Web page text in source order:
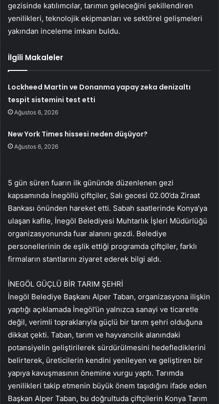
gezisinde katılımcılar, tarımın geleceğini şekillendiren
yenilikleri, teknolojik ekipmanları ve sektörel gelişmeleri
yakından inceleme imkanı buldu.
İlgili Makaleler
Lockheed Martin ve Donanma yapay zeka denizaltı
tespit sistemini test etti
Ağustos 6, 2026
New York Times hissesi neden düşüyor?
Ağustos 6, 2026
5 gün süren fuarın ilk gününde düzenlenen gezi
kapsamında İnegöllü çiftçiler, Salı gecesi 02.00’da Ziraat
Bankası önünden hareket etti. Sabah saatlerinde Konya’ya
ulaşan kafile, İnegöl Belediyesi Muhtarlık İşleri Müdürlüğü
organizasyonunda fuar alanını gezdi. Belediye
personellerinin de eşlik ettiği programda çiftçiler, farklı
firmaların stantlarını ziyaret ederek bilgi aldı.
İNEGÖL GÜÇLÜ BİR TARIM ŞEHRİ
İnegöl Belediye Başkanı Alper Taban, organizasyona ilişkin
yaptığı açıklamada İnegöl’ün yalnızca sanayi ve ticaretle
değil, verimli topraklarıyla güçlü bir tarım şehri olduğuna
dikkat çekti. Taban, tarım ve hayvancılık alanındaki
potansiyelin geliştirilerek sürdürülmesini hedeflediklerini
belirterek, üreticilerin kendini yenileyen ve geliştiren bir
yapıya kavuşmasının önemine vurgu yaptı. Tarımda
yenilikleri takip etmenin büyük önem taşıdığını ifade eden
Başkan Alper Taban, bu doğrultuda çiftçilerin Konya Tarım